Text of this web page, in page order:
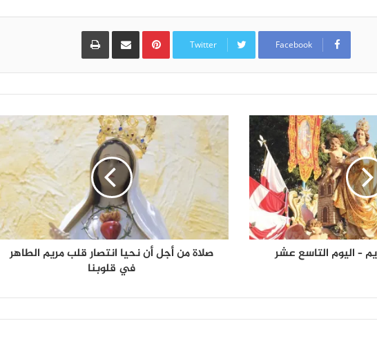
Facebook
Twitter
Pinterestمشاركة عبر البريد طباعة
– اليوم التاسع عشر
صلاة من أجل أن نحيا انتصار قلب مريم الطاهر
في قلوبنا